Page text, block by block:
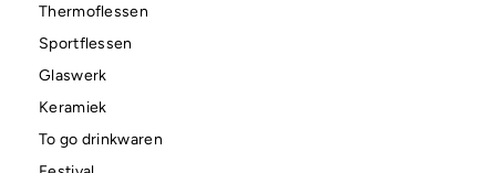
Thermoflessen
Sportflessen
Glaswerk
Keramiek
To go drinkwaren